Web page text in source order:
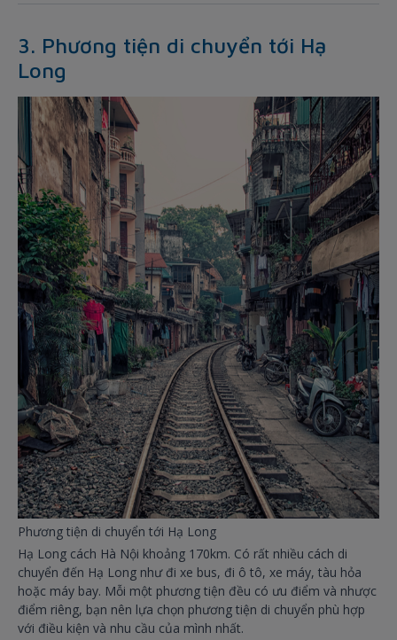
3. Phương tiện di chuyển tới Hạ
Long
Phương tiện di chuyển tới Hạ Long
Hạ Long cách Hà Nội khoảng 170km. Có rất nhiều cách di
chuyển đến Hạ Long như đi xe bus, đi ô tô, xe máy, tàu hỏa
hoặc máy bay. Mỗi một phương tiện đều có ưu điểm và nhược
điểm riêng, bạn nên lựa chọn phương tiện di chuyển phù hợp
với điều kiện và nhu cầu của mình nhất.